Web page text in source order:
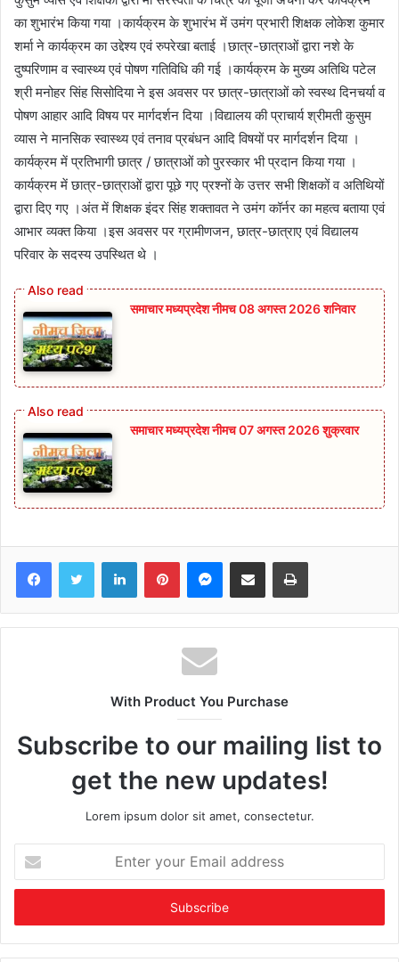
का शुभारंभ किया गया ।कार्यक्रम के शुभारंभ में उमंग प्रभारी शिक्षक लोकेश कुमार
शर्मा ने कार्यक्रम का उद्देश्य एवं रुपरेखा बताई ।छात्र-छात्राओं द्वारा नशे के
दुष्परिणाम व स्वास्थ्य एवं पोषण गतिविधि की गई ।कार्यक्रम के मुख्य अतिथि पटेल
श्री मनोहर सिंह सिसोदिया ने इस अवसर पर छात्र-छात्राओं को स्वस्थ दिनचर्या व
पोषण आहार आदि विषय पर मार्गदर्शन दिया ।विद्यालय की प्राचार्य श्रीमती कुसुम
व्यास ने मानसिक स्वास्थ्य एवं तनाव प्रबंधन आदि विषयों पर मार्गदर्शन दिया ।
कार्यक्रम में प्रतिभागी छात्र / छात्राओं को पुरस्कार भी प्रदान किया गया ।
कार्यक्रम में छात्र-छात्राओं द्वारा पूछे गए प्रश्नों के उत्तर सभी शिक्षकों व अतिथियों
द्वारा दिए गए ।अंत में शिक्षक इंदर सिंह शक्तावत ने उमंग कॉर्नर का महत्व बताया एवं
आभार व्यक्त किया ।इस अवसर पर ग्रामीणजन, छात्र-छात्राए एवं विद्यालय
परिवार के सदस्य उपस्थित थे ।
समाचार मध्यप्रदेश नीमच 08 अगस्त 2026 शनिवार
समाचार मध्यप्रदेश नीमच 07 अगस्त 2026 शुक्रवार
FacebookTwitter LinkedInPinterestMessenger
Share via Email Print
With Product You Purchase
Subscribe to our mailing list to
get the new updates!
Lorem ipsum dolor sit amet, consectetur.
your
Email